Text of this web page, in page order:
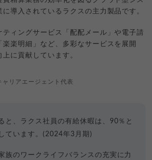
導入されているラクスの主力製品です。
ティングサービス「配配メール」や電子請
楽明細」など、多彩なサービスを展開
に貢献しています。
ャリアエージェント代表
と、ラクス社員の有給休暇は、90％と
ています。(2024年3月期)
族のワークライフバランスの充実に力